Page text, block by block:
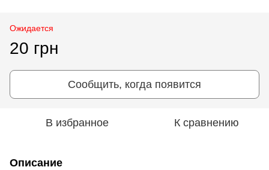
Ожидается
20 грн
Сообщить, когда появится
В избранное К сравнению
Описание